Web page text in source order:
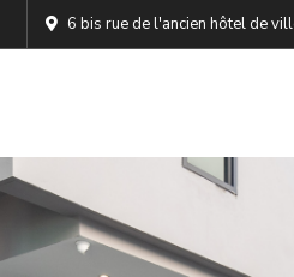
6 bis rue de l'ancien hôtel de